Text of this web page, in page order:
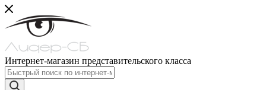
Интернет-магазин представительского класса